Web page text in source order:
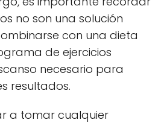
no son una solución
con una dieta
de ejercicios
necesario para
resultados.
a tomar cualquier